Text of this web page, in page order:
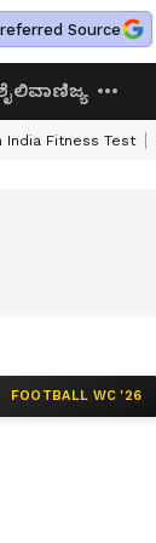
Source
ವಾಣಿಜ್ಯ
India Fitness Test
FOOTBALL WC '26